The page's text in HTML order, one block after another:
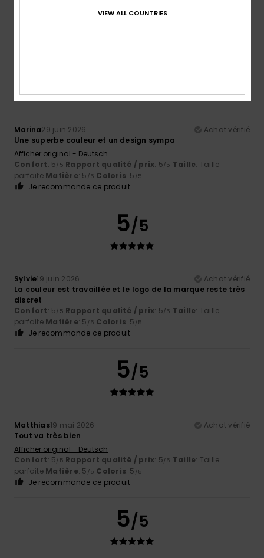
Marina29 juin 2026
Achat vérifié
Une superbe couleur et un design sympa
Afficher original - Deutsch
Confort: 5/5 Rapport qualité / prix: 5/5 Taille: Taille
parfaite Matière: 5 /5 Coloris: 5 /5
Je recommande ce produit
5/5
Sylvie19 juin 2026
Achat vérifié
La couleur est travaillée et le logo de la marque reste très
discret
Confort: 5/5 Rapport qualité / prix: 5/5 Taille: Taille
parfaite Matière: 5 /5 Coloris: 5 /5
Je recommande ce produit
5/5
Matthias19 mai 2026
Achat vérifié
Tout va très bien
Afficher original - Deutsch
Confort: 5/5 Rapport qualité / prix: 5/5 Taille: Taille
parfaite Matière: 5 /5 Coloris: 5 /5
Je recommande ce produit
5/5
VIEW ALL COUNTRIES